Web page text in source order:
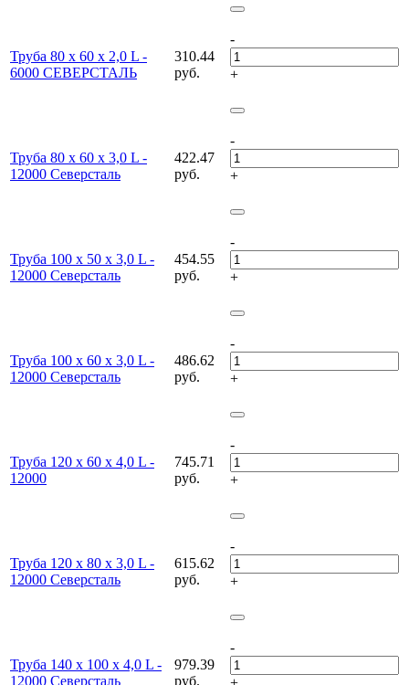
Труба 80 х 60 х 2,0 L -
6000 СЕВЕРСТАЛЬ
310.44
руб.
-
+
Труба 80 х 60 х 3,0 L -
12000 Северсталь
422.47
руб.
-
+
Труба 100 х 50 х 3,0 L -
12000 Северсталь
454.55
руб.
-
+
Труба 100 х 60 х 3,0 L -
12000 Северсталь
486.62
руб.
-
+
Труба 120 х 60 х 4,0 L -
12000
745.71
руб.
-
+
Труба 120 х 80 х 3,0 L -
12000 Северсталь
615.62
руб.
-
+
Труба 140 х 100 х 4,0 L -
12000 Северсталь
979.39
руб.
-